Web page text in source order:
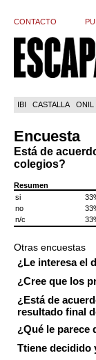
CONTACTO
IBI CASTALLA ONIL
Encuesta
Está de
colegios?
Resumen
si
no
n/c
Otras encuestas
¿Le interesa el
¿Cree que los
¿Está de
resultado final
¿Qué le parece
Ttiene decidido